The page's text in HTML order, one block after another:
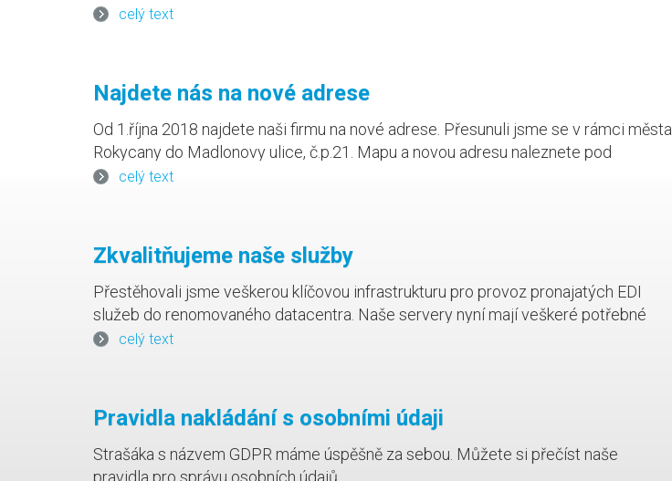
také čelit novým výzvám v disciplínách aplikační integrace se systémem IFS a
celý text
Najdete nás na nové adrese
Od 1.října 2018 najdete naši firmu na nové adrese. Přesunuli jsme se v rámci města
Rokycany do Madlonovy ulice, č.p.21. Mapu a novou adresu naleznete pod
záložkou Kontakty.
celý text
Zkvalitňujeme naše služby
Přestěhovali jsme veškerou klíčovou infrastrukturu pro provoz pronajatých EDI
služeb do renomovaného datacentra. Naše servery nyní mají veškeré potřebné
zázemí a péči včetně mimořádně kvalitního přípojení k páteřnímu internetu.
celý text
Pravidla nakládání s osobními údaji
Strašáka s názvem GDPR máme úspěšně za sebou. Můžete si přečíst naše
pravidla pro správu osobních údajů.